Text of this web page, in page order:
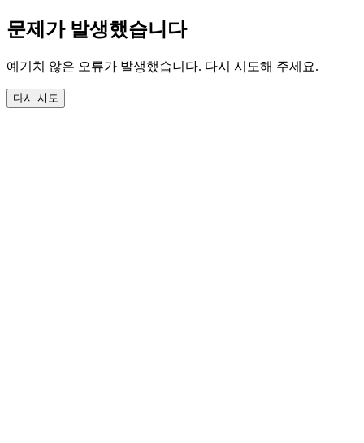
문제가 발생했습니다
예기치 않은 오류가 발생했습니다. 다시 시도해 주세요.
다시 시도